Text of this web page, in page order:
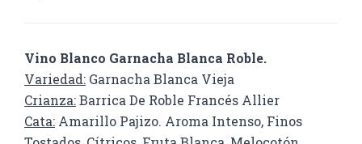
Vino Blanco Garnacha Blanca Roble.
Variedad: Garnacha Blanca Vieja
Crianza:Barrica De Roble Francés Allier
Cata: Amarillo Pajizo. Aroma Intenso, Finos